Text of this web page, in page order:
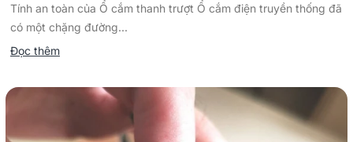
Tính an toàn của Ổ cắm thanh trượt Ổ cắm điện truyền thống đã
có một chặng đường...
Đọc thêm